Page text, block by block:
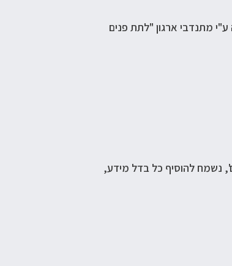
מתנדבי ארגון "לתת פנים
נשמח להוסיף כל בדל מידע,